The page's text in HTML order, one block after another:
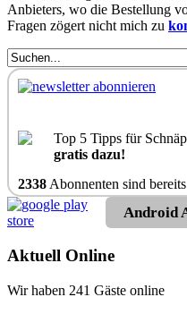
Anbieters, wo die Bestellung
Fragen zögert nicht mich zu
Top 5 Tipps für
gratis dazu!
2338Abonnenten sind
Android
Aktuell Online
Wir haben 241 Gäste online